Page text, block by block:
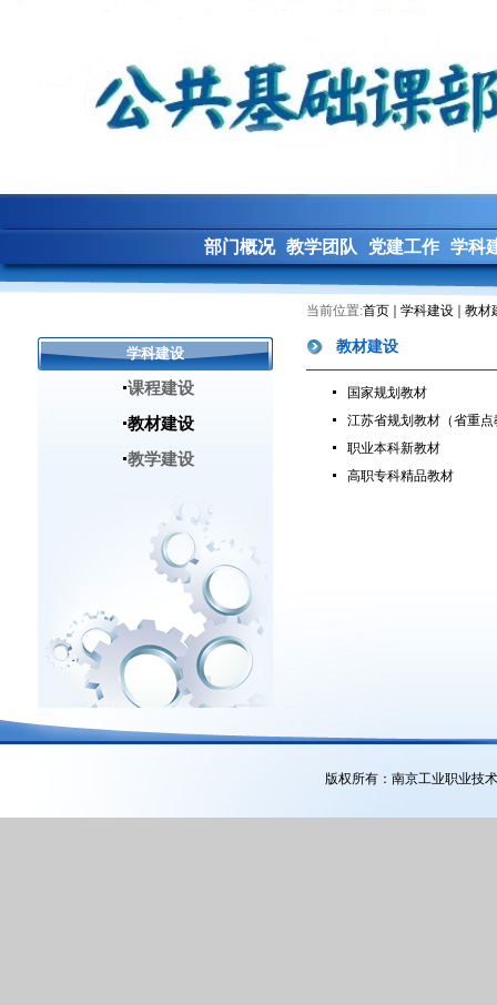
部门概况 教学团队 党建工作 学科
学科建设
课程建设
教材建设
教学建设
当前位置:首页 学科建设 教材
教材建设
国家规划教材
江苏省规划教材（省重点
职业本科新教材
高职专科精品教材
版权所有：南京工业职业技